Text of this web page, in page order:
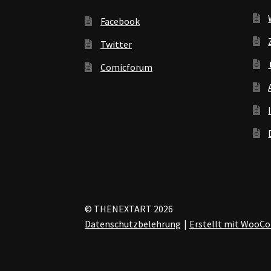
Facebook
Twitter
Comicforum
© THENEXTART 2026
Datenschutzbelehrung
Erstellt mit